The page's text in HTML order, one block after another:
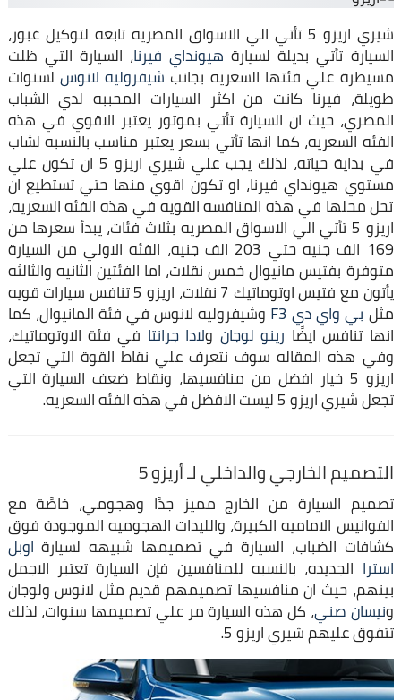
شيري اريزو 5 تأتي الي الاسواق المصريه تابعه لتوكيل غبور،
السيارة تأتي بديلة لسيارة هيونداي فيرنا، السيارة التي ظلت
مسيطرة علي فئتها السعريه بجانب شيفروليه لانوس لسنوات
طويلة، فيرنا كانت من اكثر السيارات المحببه لدي الشباب
المصري، حيث ان السيارة تأتي بموتور يعتبر الاقوي في هذه
الفئه السعريه، كما انها تأتي بسعر يعتبر مناسب بالنسبه لشاب
في بداية حياته، لذلك يجب علي شيري اريزو 5 ان تكون علي
مستوي هيونداي فيرنا، او تكون اقوي منها حتي تستطيع ان
تحل محلها في هذه المنافسه القويه في هذه الفئه السعريه،
اريزو 5 تأتي الي الاسواق المصريه بثلاث فئات، يبدأ سعرها من
169 الف جنيه حتي 203 الف جنيه، الفئه الاولي من السيارة
متوفرة بفتيس مانيوال خمس نقلات، اما الفئتين الثانيه والثالثه
يأتون مع فتيس اوتوماتيك 7 نقلات، اريزو 5 تنافس سيارات قويه
مثل بي واي دي F3 وشيفروليه لانوس في فئة المانيوال، كما
انها تنافس ايضًا رينو لوجان ولادا جرانتا في فئة الاوتوماتيك،
وفي هذه المقاله سوف نتعرف علي نقاط القوة التي تجعل
اريزو 5 خيار افضل من منافسيها، ونقاط ضعف السيارة التي
تجعل شيري اريزو 5 ليست الافضل في هذه الفئه السعريه.
التصميم الخارجي والداخلي لـ أريزو 5
تصميم السيارة من الخارج مميز جدًا وهجومي، خاصًة مع
الفوانيس الاماميه الكبيرة، والليدات الهجوميه الموجودة فوق
كشافات الضباب، السيارة في تصميمها شبيهه لسيارة اوبل
استرا الجديده، بالنسبه للمنافسين فإن السيارة تعتبر الاجمل
بينهم، حيث ان منافسيها تصميمهم قديم مثل لانوس ولوجان
ونيسان صني، كل هذه السيارة مر علي تصميمها سنوات، لذلك
تتفوق عليهم شيري اريزو 5.